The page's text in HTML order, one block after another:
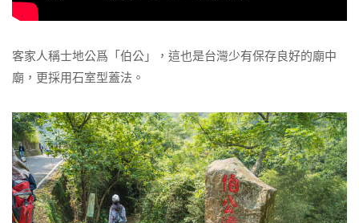
客家人稱士地公爲「伯公」，這也是台灣少有保存良好的廟中
廟，更採用石室型蓋法。